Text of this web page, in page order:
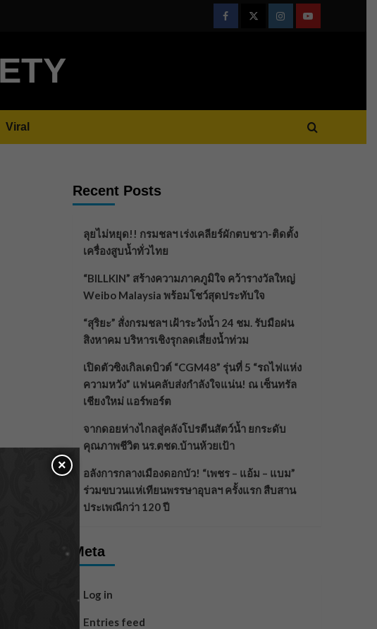
FacebookTwitterInstagramYoutube
Viral
Recent Posts
ลุยไม่หยุด!! กรมชลฯ เร่งเคลียร์ผักตบชวา-ติดตั้ง
เครื่องสูบน้ำทั่วไทย
“BILLKIN” สร้างความภาคภูมิใจ คว้ารางวัลใหญ่
Weibo Malaysia พร้อมโชว์สุดประทับใจ
“สุริยะ” สั่งกรมชลฯ เฝ้าระวังน้ำ 24 ชม. รับมือฝน
สิงหาคม บริหารเชิงรุกลดเสี่ยงน้ำท่วม
เปิดตัวซิงเกิลเดบิวต์ “CGM48” รุ่นที่ 5 “รถไฟแห่ง
ความหวัง” แฟนคลับส่งกำลังใจแน่น! ณ เซ็นทรัล
เชียงใหม่ แอร์พอร์ต
จากดอยห่างไกลสู่คลังโปรตีนสัตว์น้ำ ยกระดับ
คุณภาพชีวิต นร.ตชด.บ้านห้วยเป้า
อลังการกลางเมืองดอกบัว! “เพชร – แอ้ม – แบม”
ร่วมขบวนแห่เทียนพรรษาอุบลฯ ครั้งแรก สืบสาน
ประเพณีกว่า 120 ปี
Meta
Log in
Entries feed
×